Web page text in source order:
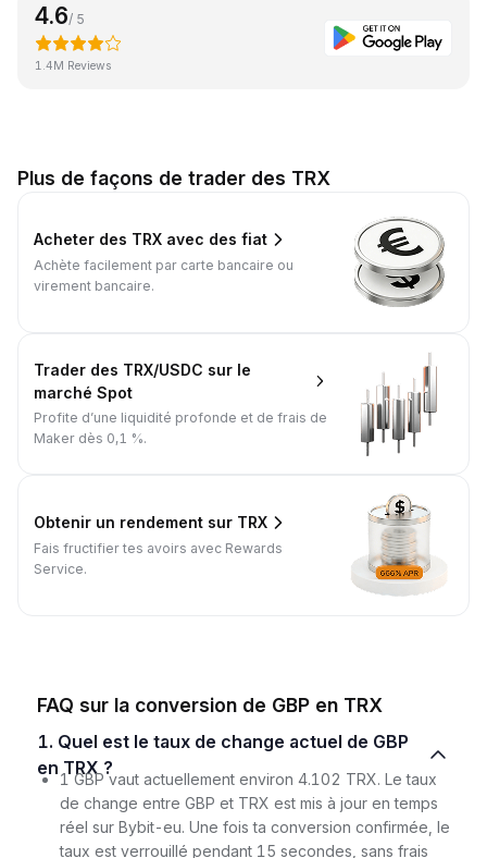
4.6/ 5
1.4M Reviews
Plus de façons de trader des TRX
Acheter des TRX avec des fiat
Achète facilement par carte bancaire ou
virement bancaire.
Trader des TRX/USDC sur le
marché Spot
Profite d’une liquidité profonde et de frais de
Maker dès 0,1 %.
Obtenir un rendement sur TRX
Fais fructifier tes avoirs avec Rewards
Service.
FAQ sur la conversion de GBP en TRX
1. Quel est le taux de change actuel de GBP
en TRX ?
1 GBP vaut actuellement environ 4.102 TRX. Le taux
de change entre GBP et TRX est mis à jour en temps
réel sur Bybit-eu. Une fois ta conversion confirmée, le
taux est verrouillé pendant 15 secondes, sans frais